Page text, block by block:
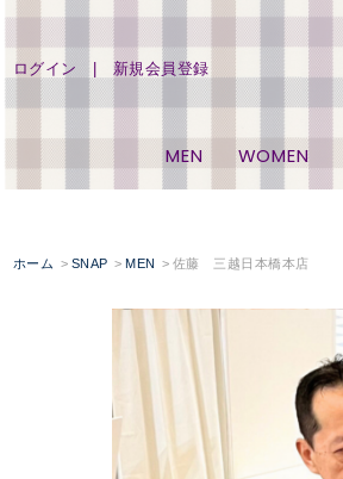
ログイン 新規会員登録
MEN WOMEN
ホーム SNAP MEN 佐藤 三越日本橋本店